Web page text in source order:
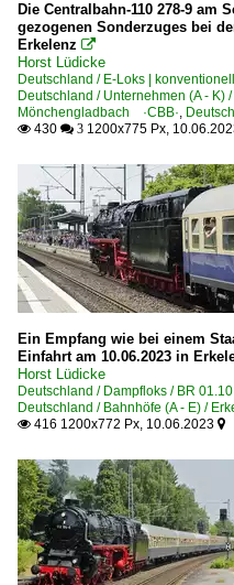
Die Centralbahn-110 278-9 am
gezogenen Sonderzuges bei
Erkelenz 
Horst Lüdicke
Deutschland / E-Loks |
Deutschland / Unternehmen (A - K)
Mönchengladbach ·CBB·,
 430  3 1200x775 Px,
Ein Empfang wie bei einem
Einfahrt am 10.06.2023 in
Horst Lüdicke
Deutschland / Dampfloks / BR
Deutschland / Bahnhöfe (A - E) /
 416 1200x772 Px, 10.06.2023 